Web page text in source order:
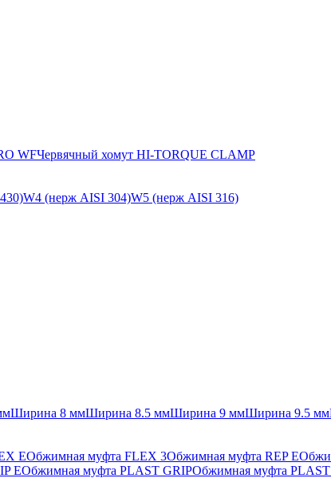
WFЧервячный хомут HI-TORQUE CLAMP
W4 (нерж AISI 304)W5 (нерж AISI 316)
Ширина 8 ммШирина 8.5 ммШирина 9 ммШирина 9.5 мм
EОбжимная муфта FLEX 3Обжимная муфта REP E
EОбжимная муфта PLAST GRIPОбжимная муфта PLAST